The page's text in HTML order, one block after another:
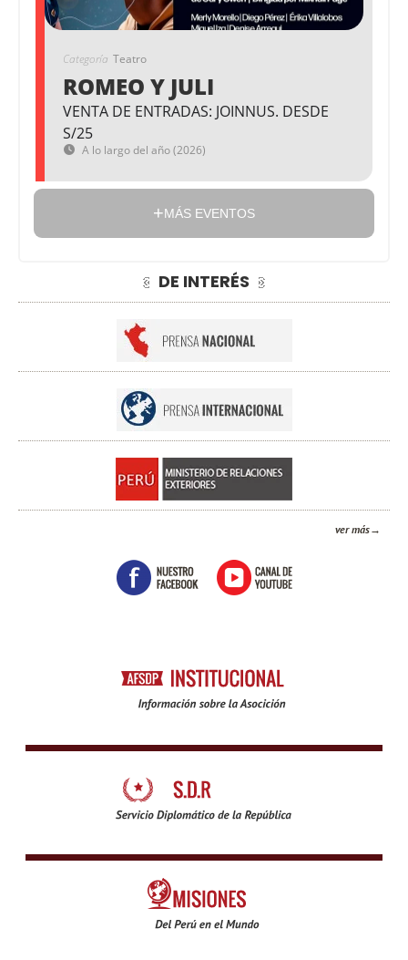
Categoría Teatro
ROMEO Y JULI
VENTA DE ENTRADAS: JOINNUS. DESDE
S/25
A lo largo del año (2026)
MÁS EVENTOS
DE INTERÉS
ver más